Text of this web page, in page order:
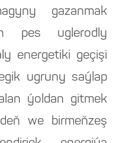
gazanmak
pes uglerodly
energetiki geçişi
ugruny saýlap
ýoldan gitmek
we birmeňzeş